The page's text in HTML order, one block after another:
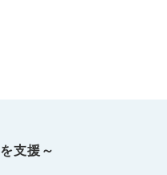
支援～